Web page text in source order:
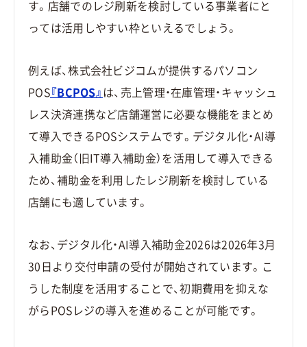
す。店舗でのレジ刷新を検討している事業者にと
っては活用しやすい枠といえるでしょう。
例えば、株式会社ビジコムが提供するパソコン
POS『BCPOS』 は、売上管理・在庫管理・キャッシュ
レス決済連携など店舗運営に必要な機能をまとめ
て導入できるPOSシステムです。デジタル化・AI導
入補助金（旧IT導入補助金）を活用して導入できる
ため、補助金を利用したレジ刷新を検討している
店舗にも適しています。
なお、デジタル化・AI導入補助金2026は2026年3月
30日より交付申請の受付が開始されています。こ
うした制度を活用することで、初期費用を抑えな
がらPOSレジの導入を進めることが可能です。